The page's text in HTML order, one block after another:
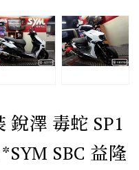
銳澤 毒蛇 SP1
SBC 益隆